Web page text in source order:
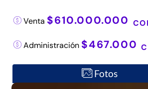
Venta $610.000.000
Administración $467.000
Fotos